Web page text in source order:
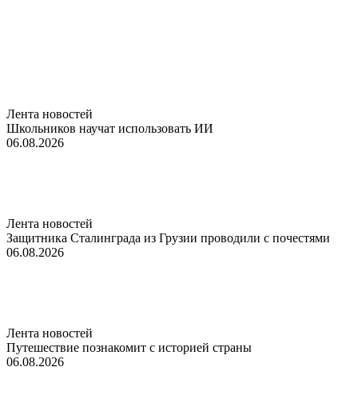
Лента новостей
Школьников научат использовать ИИ
06.08.2026
Лента новостей
Защитника Сталинграда из Грузии проводили с почестями
06.08.2026
Лента новостей
Путешествие познакомит с историей страны
06.08.2026